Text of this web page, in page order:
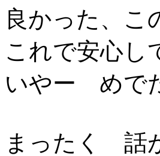
良かった、こ
これで安心
いやー めで
まったく 話